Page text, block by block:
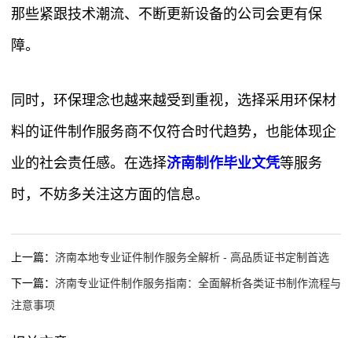
那些紧跟技术潮流、不断更新设备的公司会更有保
障。
同时，环保理念也越来越受到重视，选择采用环保材
料的证件制作服务商不仅符合时代趋势，也能体现企
业的社会责任感。在选择济南制作毕业文凭等服务
时，不妨多关注这方面的信息。
上一篇： 济南本地专业证件制作服务全解析 - 高品质证书定制首选
下一篇： 济南专业证件制作服务指南：全面解析各类证书制作流程与
注意事项